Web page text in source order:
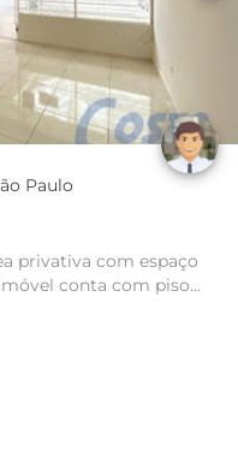
em Santo Amaro - São Paulo
privativa com espaço